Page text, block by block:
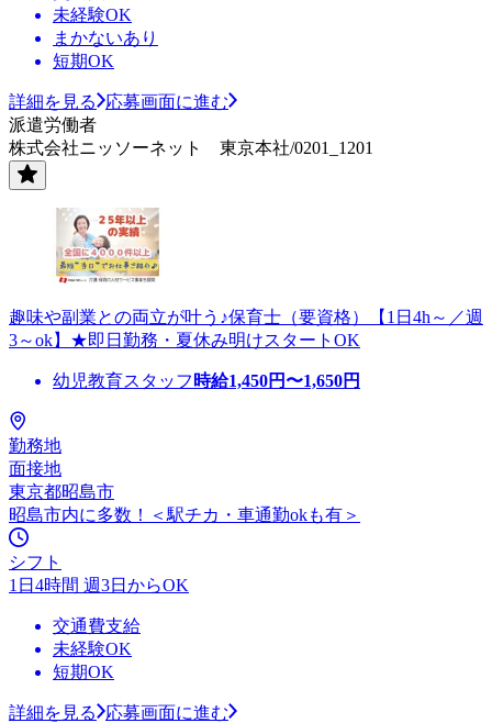
未経験OK
まかないあり
短期OK
詳細を見る
応募画面に進む
派遣労働者
株式会社ニッソーネット 東京本社/0201_1201
趣味や副業との両立が叶う♪保育士（要資格）【1日4h～／週
3～ok】★即日勤務・夏休み明けスタートOK
幼児教育スタッフ 時給1,450円〜1,650円
勤務地
面接地
東京都昭島市
昭島市内に多数！＜駅チカ・車通勤okも有＞
シフト
1日4時間 週3日からOK
交通費支給
未経験OK
短期OK
詳細を見る 応募画面に進む